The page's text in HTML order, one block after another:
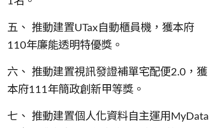
五、 推動建置UTax自動櫃員機，獲本府
110年廉能透明特優獎。
六、 推動建置視訊發證補單宅配便2.0，獲
本府111年簡政創新甲等獎。
七、 推動建置個人化資料自主運用MyData